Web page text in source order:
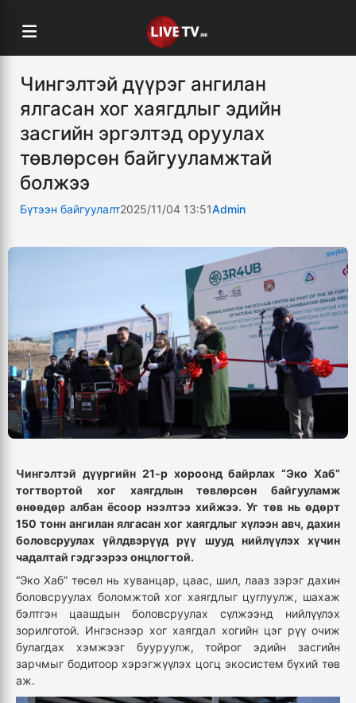
Чингэлтэй дүүрэг ангилан
ялгасан хог хаягдлыг эдийн
засгийн эргэлтэд оруулах
төвлөрсөн байгууламжтай
болжээ
Бүтээн байгуулалт2025/11/04 13:51Admin
Чингэлтэй дүүргийн 21-р хороонд байрлах “Эко Хаб”
тогтвортой хог хаягдлын төвлөрсөн байгууламж
өнөөдөр албан ёсоор нээлтээ хийжээ. Уг төв нь өдөрт
150 тонн ангилан ялгасан хог хаягдлыг хүлээн авч, дахин
боловсруулах үйлдвэрүүд рүү шууд нийлүүлэх хүчин
чадалтай гэдгээрээ онцлогтой.
“Эко Хаб” төсөл нь хуванцар, цаас, шил, лааз зэрэг дахин
боловсруулах боломжтой хог хаягдлыг цуглуулж, шахаж
бэлтгэн цаашдын боловсруулах сүлжээнд нийлүүлэх
зорилготой. Ингэснээр хог хаягдал хогийн цэг рүү очиж
булагдах хэмжээг бууруулж, тойрог эдийн засгийн
зарчмыг бодитоор хэрэгжүүлэх цогц экосистем бүхий төв
аж.